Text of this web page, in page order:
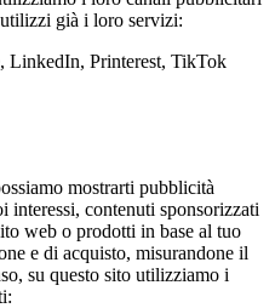
già i loro servizi:
LinkedIn, Printerest, TikTok
mostrarti pubblicità
interessi, contenuti sponsorizzati
web o prodotti in base al tuo
e di acquisto, misurandone il
su questo sito utilizziamo i